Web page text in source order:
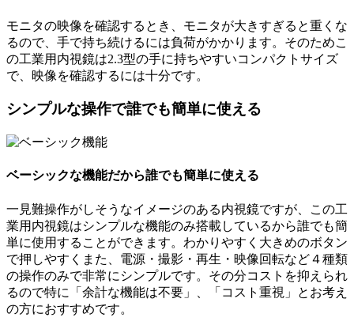
モニタの映像を確認するとき、モニタが大きすぎると重くな
るので、手で持ち続けるには負荷がかかります。そのためこ
の工業用内視鏡は2.3型の手に持ちやすいコンパクトサイズ
で、映像を確認するには十分です。
シンプルな操作で誰でも簡単に使える
ベーシックな機能だから誰でも簡単に使える
一見難操作がしそうなイメージのある内視鏡ですが、この工
業用内視鏡はシンプルな機能のみ搭載しているから誰でも簡
単に使用することができます。わかりやすく大きめのボタン
で押しやすくまた、電源・撮影・再生・映像回転など４種類
の操作のみで非常にシンプルです。その分コストを抑えられ
るので特に「余計な機能は不要」、「コスト重視」とお考え
の方におすすめです。